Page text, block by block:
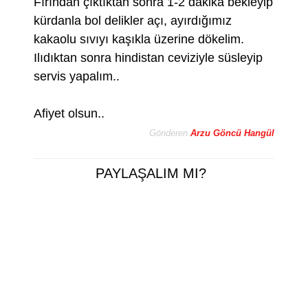
kürdanla bol delikler açı, ayırdığımız
kakaolu sıvıyı kaşıkla üzerine dökelim.
Ilıdıktan sonra hindistan ceviziyle süsleyip
servis yapalım..
Afiyet olsun..
Gönderen Arzu Göncü Hangül
PAYLAŞALIM MI?